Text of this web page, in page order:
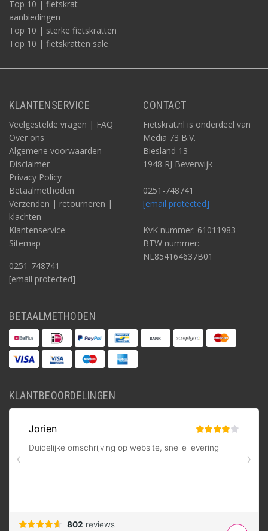
Top 10 | fietskrat
aanbiedingen
Top 10 | sterke fietskratten
Top 10 | fietskratten sale
KLANTENSERVICE
Veelgestelde vragen | FAQ
Over ons
Algemene voorwaarden
Disclaimer
Privacy Policy
Betaalmethoden
Verzenden | retourneren |
klachten
Klantenservice
Sitemap
0251-748741
[email protected]
CONTACT
Fietskrat.nl is onderdeel van
Media 73 B.V.
Biesland 13
1948 RJ Beverwijk
0251-748741
[email protected]
KvK nummer: 61011983
BTW nummer:
NL854164637B01
BETAALMETHODEN
KLANTBEOORDELINGEN